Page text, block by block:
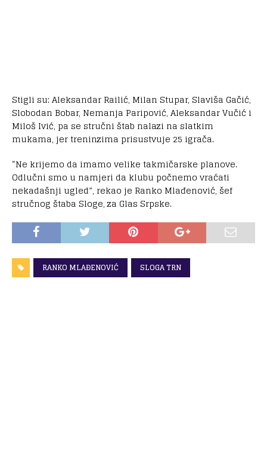
Stigli su: Aleksandar Railić, Milan Stupar, Slaviša Gačić,
Slobodan Bobar, Nemanja Paripović, Aleksandar Vučić i
Miloš Ivić, pa se stručni štab nalazi na slatkim
mukama, jer treninzima prisustvuje 25 igrača.
“Ne krijemo da imamo velike takmičarske planove.
Odlučni smo u namjeri da klubu počnemo vraćati
nekadašnji ugled”, rekao je Ranko Mlađenović, šef
stručnog štaba Sloge, za Glas Srpske.
RANKO MLAĐENOVIĆ SLOGA TRN